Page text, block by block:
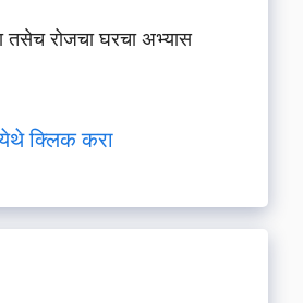
तसेच रोजचा घरचा अभ्यास
क्लिक करा